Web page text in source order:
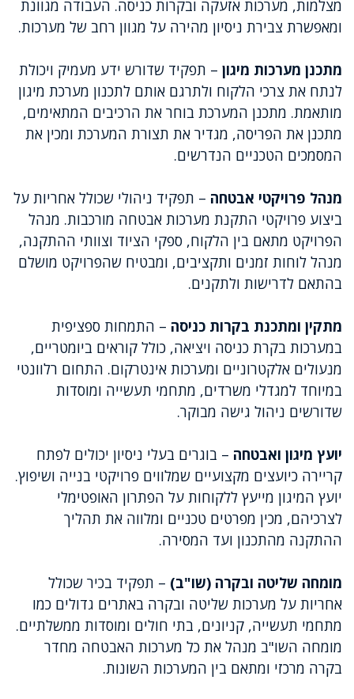
מצלמות, מערכות אזעקה ובקרות כניסה. העבודה מגוונת
ומאפשרת צבירת ניסיון מהירה על מגוון רחב של מערכות.
מתכנן מערכות מיגון – תפקיד שדורש ידע מעמיק ויכולת
לנתח את צרכי הלקוח ולתרגם אותם לתכנון מערכת מיגון
מותאמת. מתכנן המערכת בוחר את הרכיבים המתאימים,
מתכנן את הפריסה, מגדיר את תצורת המערכת ומכין את
המסמכים הטכניים הנדרשים.
מנהל פרויקטי אבטחה – תפקיד ניהולי שכולל אחריות על
ביצוע פרויקטי התקנת מערכות אבטחה מורכבות. מנהל
הפרויקט מתאם בין הלקוח, ספקי הציוד וצוותי ההתקנה,
מנהל לוחות זמנים ותקציבים, ומבטיח שהפרויקט מושלם
בהתאם לדרישות ולתקנים.
מתקין ומתכנת בקרות כניסה – התמחות ספציפית
במערכות בקרת כניסה ויציאה, כולל קוראים ביומטריים,
מנעולים אלקטרוניים ומערכות אינטרקום. התחום רלוונטי
במיוחד למגדלי משרדים, מתחמי תעשייה ומוסדות
שדורשים ניהול גישה מבוקר.
יועץ מיגון ואבטחה – בוגרים בעלי ניסיון יכולים לפתח
קריירה כיועצים מקצועיים שמלווים פרויקטי בנייה ושיפוץ.
יועץ המיגון מייעץ ללקוחות על הפתרון האופטימלי
לצרכיהם, מכין מפרטים טכניים ומלווה את תהליך
ההתקנה מהתכנון ועד המסירה.
מומחה שליטה ובקרה (שו"ב) – תפקיד בכיר שכולל
אחריות על מערכות שליטה ובקרה באתרים גדולים כמו
מתחמי תעשייה, קניונים, בתי חולים ומוסדות ממשלתיים.
מומחה השו"ב מנהל את כל מערכות האבטחה מחדר
בקרה מרכזי ומתאם בין המערכות השונות.